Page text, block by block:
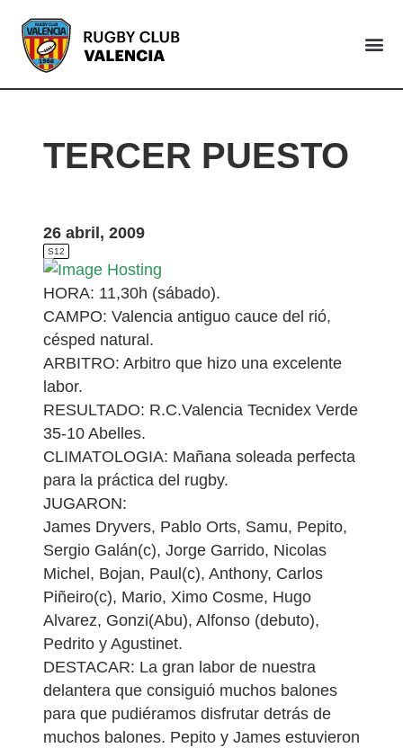
TERCER PUESTO
26 abril, 2009
S12
HORA: 11,30h (sábado).
CAMPO: Valencia antiguo cauce del rió,
césped natural.
ARBITRO: Arbitro que hizo una excelente
labor.
RESULTADO: R.C.Valencia Tecnidex Verde
35-10 Abelles.
CLIMATOLOGIA: Mañana soleada perfecta
para la práctica del rugby.
JUGARON:
James Dryvers, Pablo Orts, Samu, Pepito,
Sergio Galán(c), Jorge Garrido, Nicolas
Michel, Bojan, Paul(c), Anthony, Carlos
Piñeiro(c), Mario, Ximo Cosme, Hugo
Alvarez, Gonzi(Abu), Alfonso (debuto),
Pedrito y Agustinet.
DESTACAR: La gran labor de nuestra
delantera que consiguió muchos balones
para que pudiéramos disfrutar detrás de
muchos balones. Pepito y James estuvieron